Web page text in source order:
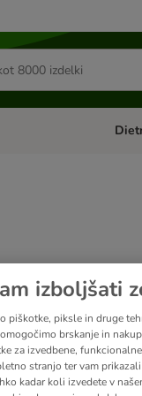
kategorij: Male živali
izboljšati
piškotke, piksle in druge
brskanje in
za izvedbene,
stranjo ter vam
kadar koli izvedete v